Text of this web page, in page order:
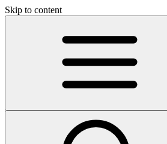
Skip to content